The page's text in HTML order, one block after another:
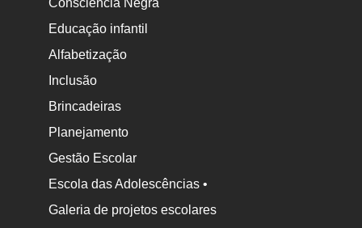
Consciência Negra
Educação infantil
Alfabetização
Inclusão
Brincadeiras
Planejamento
Gestão Escolar
Escola das Adolescências •
Galeria de projetos escolares